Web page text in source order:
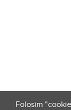
Folosim